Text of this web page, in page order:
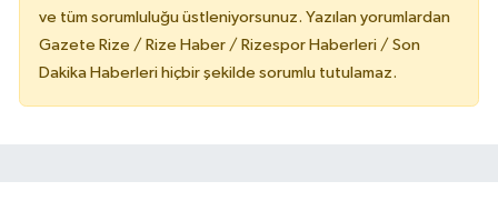
ve tüm sorumluluğu üstleniyorsunuz. Yazılan yorumlardan
Gazete Rize / Rize Haber / Rizespor Haberleri / Son
Dakika Haberleri hiçbir şekilde sorumlu tutulamaz.